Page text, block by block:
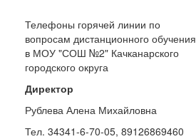
Телефоны горячей линии по
вопросам дистанционного обучения
в МОУ "СОШ №2" Качканарского
городского округа
Директор
Рублева Алена Михайловна
Тел. 34341-6-70-05, 89126869460